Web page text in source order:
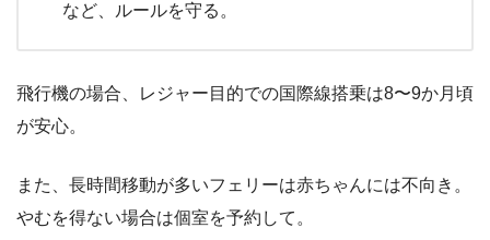
など、ルールを守る。
飛行機の場合、レジャー目的での国際線搭乗は8〜9か月頃
が安心。
また、長時間移動が多いフェリーは赤ちゃんには不向き。
やむを得ない場合は個室を予約して。